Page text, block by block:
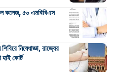
কলেজ, ৫০ এমবিবিএস
নিষেধাজ্ঞা, রাজ্যের
কোর্ট